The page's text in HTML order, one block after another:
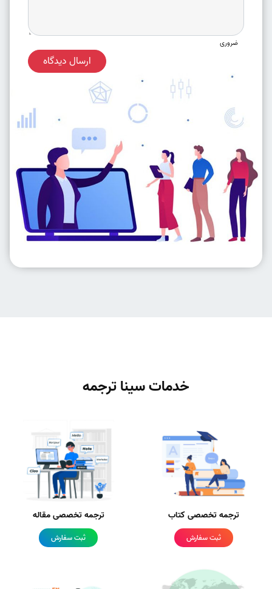
ضروری
ارسال دیدگاه
خدمات سینا ترجمه
ترجمه تخصصی کتاب
ثبت سفارش
ترجمه تخصصی مقاله
ثبت سفارش